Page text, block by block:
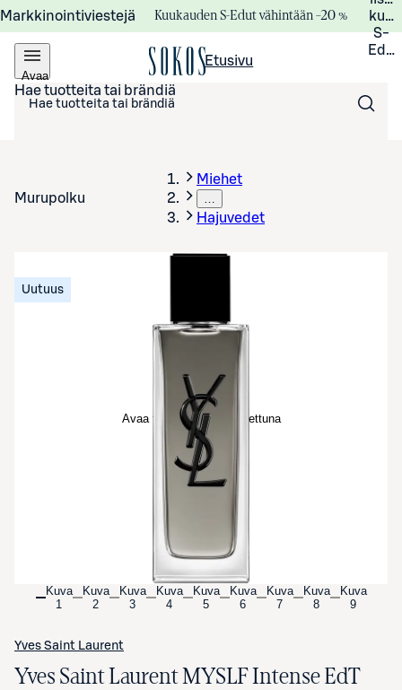
Markkinointiviestejä Kuukauden S-Edut vähintään –20 %
S-
Avaa
valikko
Etusivu
Hae tuotteita tai brändiä
Murupolku
Miehet
…
Hajuvedet
Avaa tuotekuva suurennettuna
Uutuus
Kuva
1
Kuva
2
Kuva
3
Kuva
4
Kuva
5
Kuva
6
Kuva
7
Kuva
8
Kuva
9
Yves Saint Laurent
Yves Saint Laurent MYSLF Intense EdT